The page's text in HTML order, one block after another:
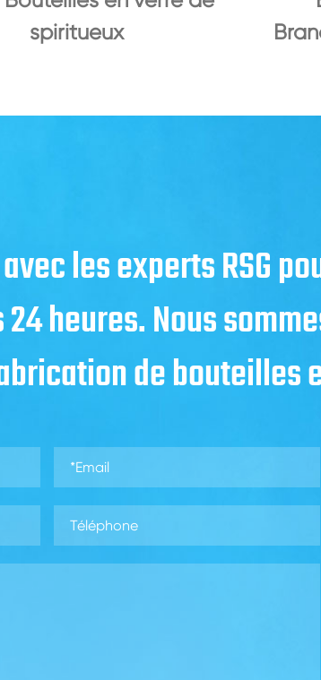
spiritueux
les experts RSG
heures. Nous
de bouteilles